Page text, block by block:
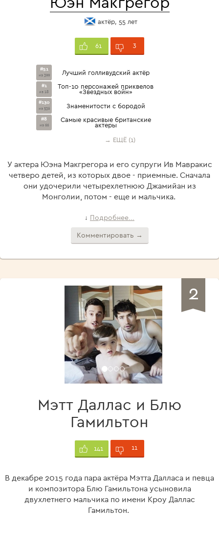
актёр, 55 лет
61 3
#51
из 399 Лучший голливудский актёр
#1
из 18
Топ-10 персонажей приквелов
«Звездных войн»
#130
из 536 Знаменитости с бородой
#8
из 66
Самые красивые британские
актеры
→ ЕЩЁ (1)
У актера Юэна Макгрегора и его супруги Ив Мавракис
четверо детей, из которых двое - приемные. Сначала
они удочерили четырехлетнюю Джамийан из
Монголии, потом - еще и мальчика.
↓ Подробнее...
Комментировать →
2
Мэтт Даллас и Блю
Гамильтон
141 11
В декабре 2015 года пара актёра Мэтта Далласа и певца
и композитора Блю Гамильтона усыновила
двухлетнего мальчика по имени Кроу Даллас
Гамильтон.